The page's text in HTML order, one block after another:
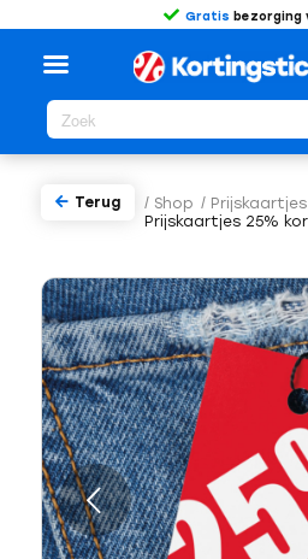
Gratis bezorging
/ Shop / Prijskaartjes
Prijskaartjes 25%
Terug
Volgende